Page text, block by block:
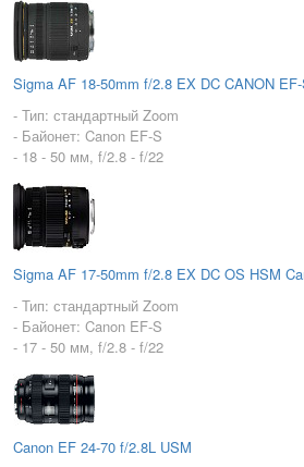
Sigma AF 18-50mm f/2.8 EX DC CANON
- Тип: стандартный Zoom
- Байонет: Canon EF-S
- 18 - 50 мм, f/2.8 - f/22
Sigma AF 17-50mm f/2.8 EX DC OS HSM
- Тип: стандартный Zoom
- Байонет: Canon EF-S
- 17 - 50 мм, f/2.8 - f/22
Canon EF 24-70 f/2.8L USM